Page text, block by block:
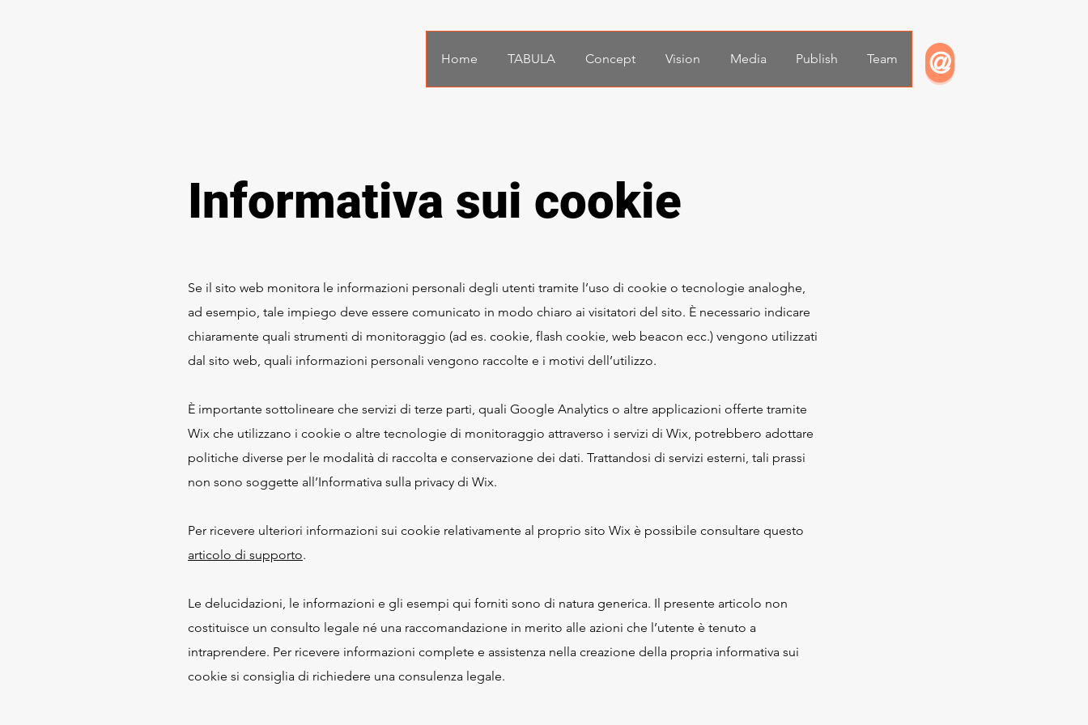
Home TABULA Concept Vision Media Publish Team @
Informativa sui cookie
Se il sito web monitora le informazioni personali degli utenti tramite l’uso di cookie o tecnologie analoghe,
ad esempio, tale impiego deve essere comunicato in modo chiaro ai visitatori del sito. È necessario indicare
chiaramente quali strumenti di monitoraggio (ad es. cookie, flash cookie, web beacon ecc.) vengono utilizzati
dal sito web, quali informazioni personali vengono raccolte e i motivi dell’utilizzo.
È importante sottolineare che servizi di terze parti, quali Google Analytics o altre applicazioni offerte tramite
Wix che utilizzano i cookie o altre tecnologie di monitoraggio attraverso i servizi di Wix, potrebbero adottare
politiche diverse per le modalità di raccolta e conservazione dei dati. Trattandosi di servizi esterni, tali prassi
non sono soggette all’Informativa sulla privacy di Wix.
Per ricevere ulteriori informazioni sui cookie relativamente al proprio sito Wix è possibile consultare questo
articolo di supporto.
Le delucidazioni, le informazioni e gli esempi qui forniti sono di natura generica. Il presente articolo non
costituisce un consulto legale né una raccomandazione in merito alle azioni che l’utente è tenuto a
intraprendere. Per ricevere informazioni complete e assistenza nella creazione della propria informativa sui
cookie si consiglia di richiedere una consulenza legale.